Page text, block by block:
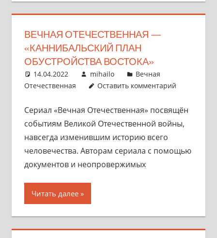
ВЕЧНАЯ ОТЕЧЕСТВЕННАЯ —
«КАННИБАЛЬСКИЙ ПЛАН
ОБУСТРОЙСТВА ВОСТОКА»
14.04.2022 mihailo
Вечная
Отечественная
Оставить комментарий
Сериал «Вечная Отечественная» посвящён
событиям Великой Отечественной войны,
навсегда изменившим историю всего
человечества. Авторам сериала с помощью
документов и неопровержимых
Читать далее